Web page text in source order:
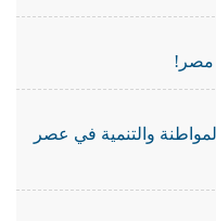
مصر!
والتنمية في عصر